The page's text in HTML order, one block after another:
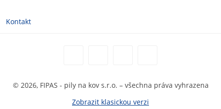
Kontakt
© 2026, FIPAS - pily na kov s.r.o. – všechna práva vyhrazena
Zobrazit klasickou verzi